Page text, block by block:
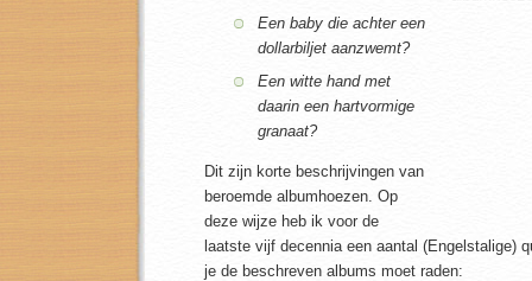
Een baby die achter een
dollarbiljet aanzwemt?
Een witte hand met
daarin een hartvormige
granaat?
Dit zijn korte beschrijvingen van
beroemde albumhoezen. Op
deze wijze heb ik voor de
laatste vijf decennia een aantal (Engelstalige)
je de beschreven albums moet raden: